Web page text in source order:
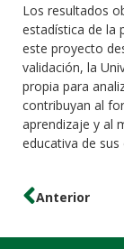
Los resultados
estadística de la
este proyecto
validación, la
propia para
contribuyan al
aprendizaje y al
educativa de sus
Anterior